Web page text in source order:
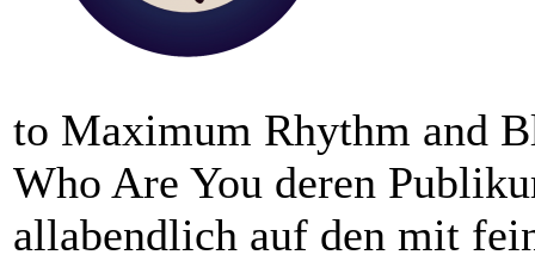
to Maximum Rhythm and
Who Are You deren
allabendlich auf den mit